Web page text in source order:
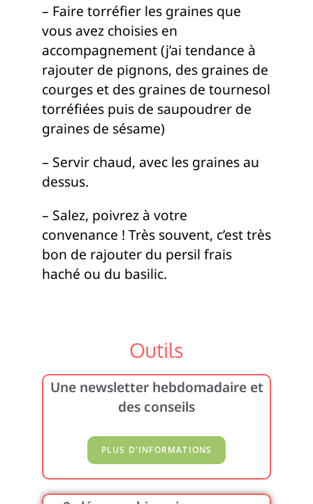
– Faire torréfier les graines que
vous avez choisies en
accompagnement (j’ai tendance à
rajouter de pignons, des graines de
courges et des graines de tournesol
torréfiées puis de saupoudrer de
graines de sésame)
– Servir chaud, avec les graines au
dessus.
– Salez, poivrez à votre
convenance ! Très souvent, c’est très
bon de rajouter du persil frais
haché ou du basilic.
Outils
Une newsletter hebdomadaire et
des conseils